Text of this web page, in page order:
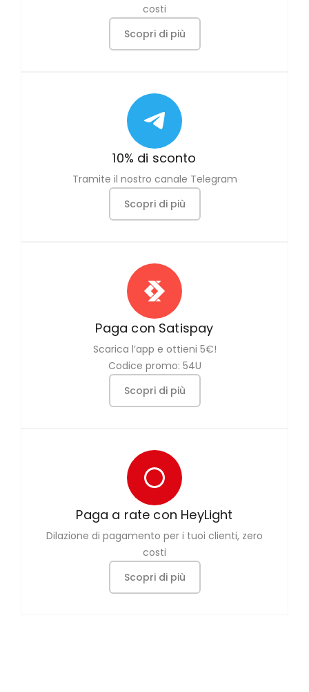
costi
Scopri di più
10% di sconto
Tramite il nostro canale Telegram
Scopri di più
Paga con Satispay
Scarica l’app e ottieni 5€!
Codice promo: 54U
Scopri di più
Paga a rate con HeyLight
Dilazione di pagamento per i tuoi clienti, zero
costi
Scopri di più